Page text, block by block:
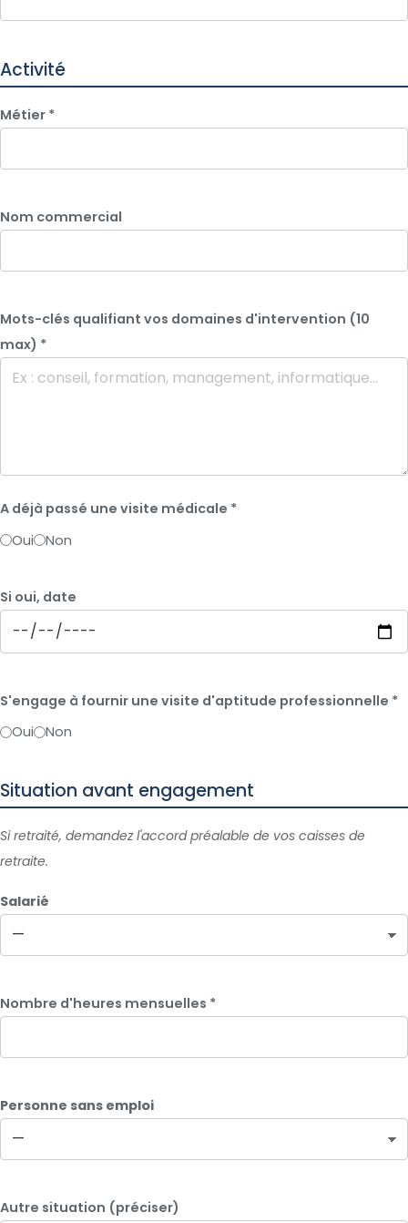
Activité
Métier *
Nom commercial
Mots-clés qualifiant vos domaines d'intervention (10
max) *
A déjà passé une visite médicale *
Oui
Non
Si oui, date
S'engage à fournir une visite d'aptitude professionnelle *
Oui
Non
Situation avant engagement
Si retraité, demandez l'accord préalable de vos caisses de
retraite.
Salarié
Nombre d'heures mensuelles *
Personne sans emploi
Autre situation (préciser)